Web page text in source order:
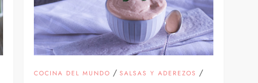
COCINA DEL MUNDO / SALSAS Y ADEREZOS /